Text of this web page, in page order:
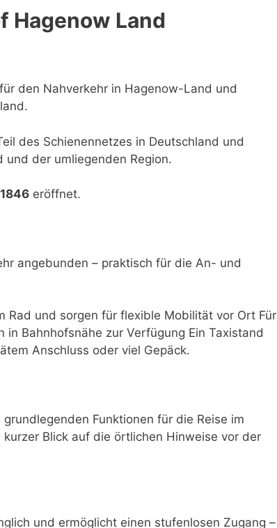
Hagenow Land
den Nahverkehr in Hagenow-Land und
des Schienennetzes in Deutschland und
der umliegenden Region.
eröffnet.
angebunden – praktisch für die An- und
Rad und sorgen für flexible Mobilität vor Ort Für
Bahnhofsnähe zur Verfügung Ein Taxistand
Anschluss oder viel Gepäck.
Funktionen für die Reise im
Blick auf die örtlichen Hinweise vor der
und ermöglicht einen stufenlosen Zugang –